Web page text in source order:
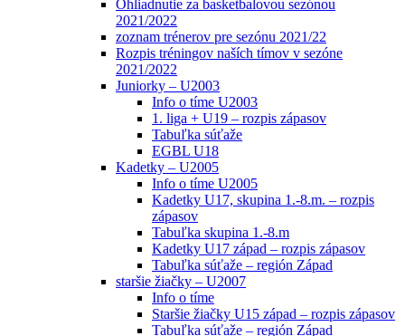
Ohliadnutie za basketbalovou sezónou
2021/2022
zoznam trénerov pre sezónu 2021/22
Rozpis tréningov naších tímov v sezóne
2021/2022
Juniorky – U2003
Info o tíme U2003
1. liga + U19 – rozpis zápasov
Tabuľka súťaže
EGBL U18
Kadetky – U2005
Info o tíme U2005
Kadetky U17, skupina 1.-8.m. – rozpis
zápasov
Tabuľka skupina 1.-8.m
Kadetky U17 západ – rozpis zápasov
Tabuľka súťaže – región Západ
staršie žiačky – U2007
Info o tíme
Staršie žiačky U15 západ – rozpis zápasov
Tabuľka súťaže – región Západ